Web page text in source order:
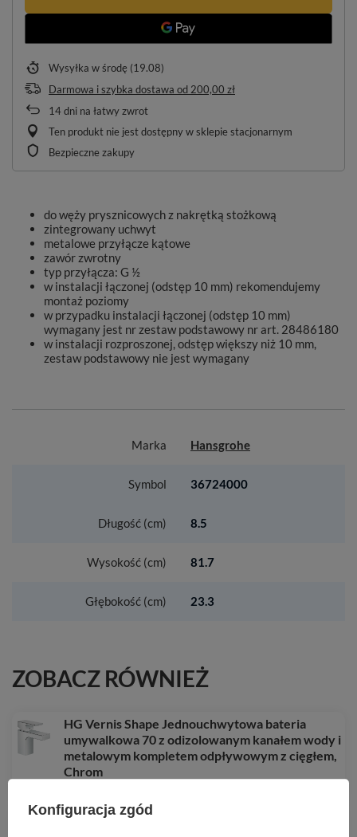
Wysyłka w środę (19.08)
Darmowa i szybka dostawa od 200,00 zł
14dni na łatwy zwrot
Ten produkt nie jest dostępny w sklepie stacjonarnym
Bezpieczne zakupy
do węży prysznicowych z nakrętką stożkową
zintegrowany uchwyt
metalowe przyłącze kątowe
zawór zwrotny
typ przyłącza: G ½
w instalacji łączonej (odstęp 10 mm) rekomendujemy
montaż poziomy
w przypadku instalacji łączonej (odstęp 10 mm)
wymagany jest nr zestaw podstawowy nr art. 28486180
w instalacji rozproszonej, odstęp większy niż 10 mm,
zestaw podstawowy nie jest wymagany
Marka Hansgrohe
Symbol 36724000
Długość (cm) 8.5
Wysokość (cm) 81.7
Głębokość (cm) 23.3
ZOBACZ RÓWNIEŻ
HG Vernis Shape Jednouchwytowa bateria
umywalkowa 70 z odizolowanym kanałem wody i
metalowym kompletem odpływowym z cięgłem,
Chrom
HG Xevolos E Blat 1180/550 z wycięciem na
Konfiguracja zgód